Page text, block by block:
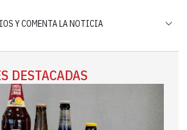
Y COMENTA LA NOTICIA
DESTACADAS